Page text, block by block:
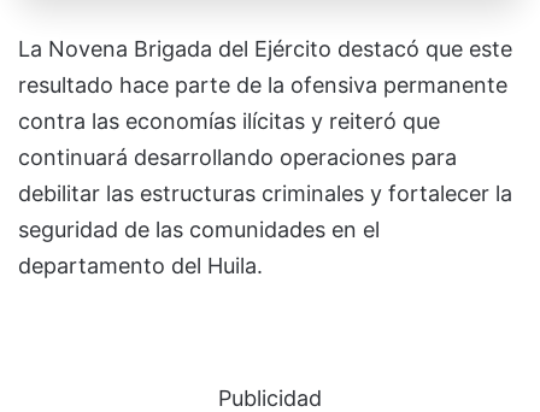
La Novena Brigada del Ejército destacó que este
resultado hace parte de la ofensiva permanente
contra las economías ilícitas y reiteró que
continuará desarrollando operaciones para
debilitar las estructuras criminales y fortalecer la
seguridad de las comunidades en el
departamento del Huila.
Publicidad